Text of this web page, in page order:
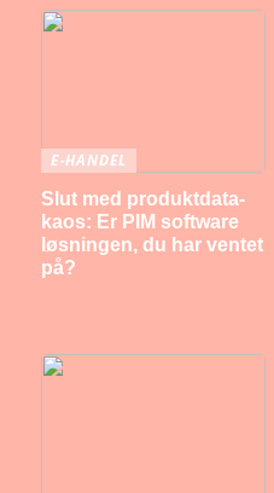
E-HANDEL
Slut med produktdata-
kaos: Er PIM software
løsningen, du har ventet
på?